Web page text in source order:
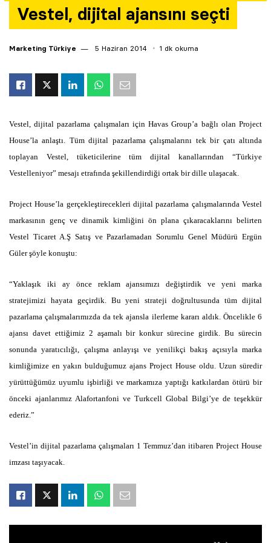
Vestel, dijital ajansını seçti
Marketing Türkiye 5 Haziran 2014 1 dk okuma
Vestel, dijital pazarlama çalışmaları için Havas Group’a bağlı olan Project
House’la anlaştı. Tüm dijital pazarlama çalışmalarını tek bir çatı altında
toplayan Vestel, tüketicilerine tüm dijital kanallarından “Türkiye
Vestelleniyor” mesajı etrafında şekillendirdiği ortak bir dille ulaşacak.
Project House’la gerçekleştirecekleri dijital pazarlama çalışmalarında Vestel
markasının genç ve dinamik kimliğini ön plana çıkaracaklarını belirten
Vestel Ticaret A.Ş Satış ve Pazarlamadan Sorumlu Genel Müdürü Ergün
Güler şöyle konuştu:
“Yaklaşık iki ay önce reklam ajansımızı değiştirdik ve yeni marka
stratejimizi hayata geçirdik. Bu yeni strateji doğrultusunda tüm dijital
pazarlama çalışmalarımızda da tek ajansla ilerleme kararı aldık. Öncelikle 6
ajansı davet ettiğimiz 2 aşamalı bir konkur sürecine girdik. Bu sürecin
sonunda yaratıcılığı, çalışma anlayışı ve yenilikçi bakış açısıyla marka
kimliğimize en yakın bulduğumuz ajans Project House oldu. Uzun süredir
yürüttüğümüz uyumlu işbirliği ve markamıza yaptığı katkılardan ötürü bir
önceki ajanlarımız Alafortanfoni ve Turkcell Global Bilgi’ye de teşekkür
ederiz.”
Vestel’in dijital pazarlama çalışmaları 1 Temmuz’dan itibaren Project House
imzası taşıyacak.
Yazarlar
Araştırma